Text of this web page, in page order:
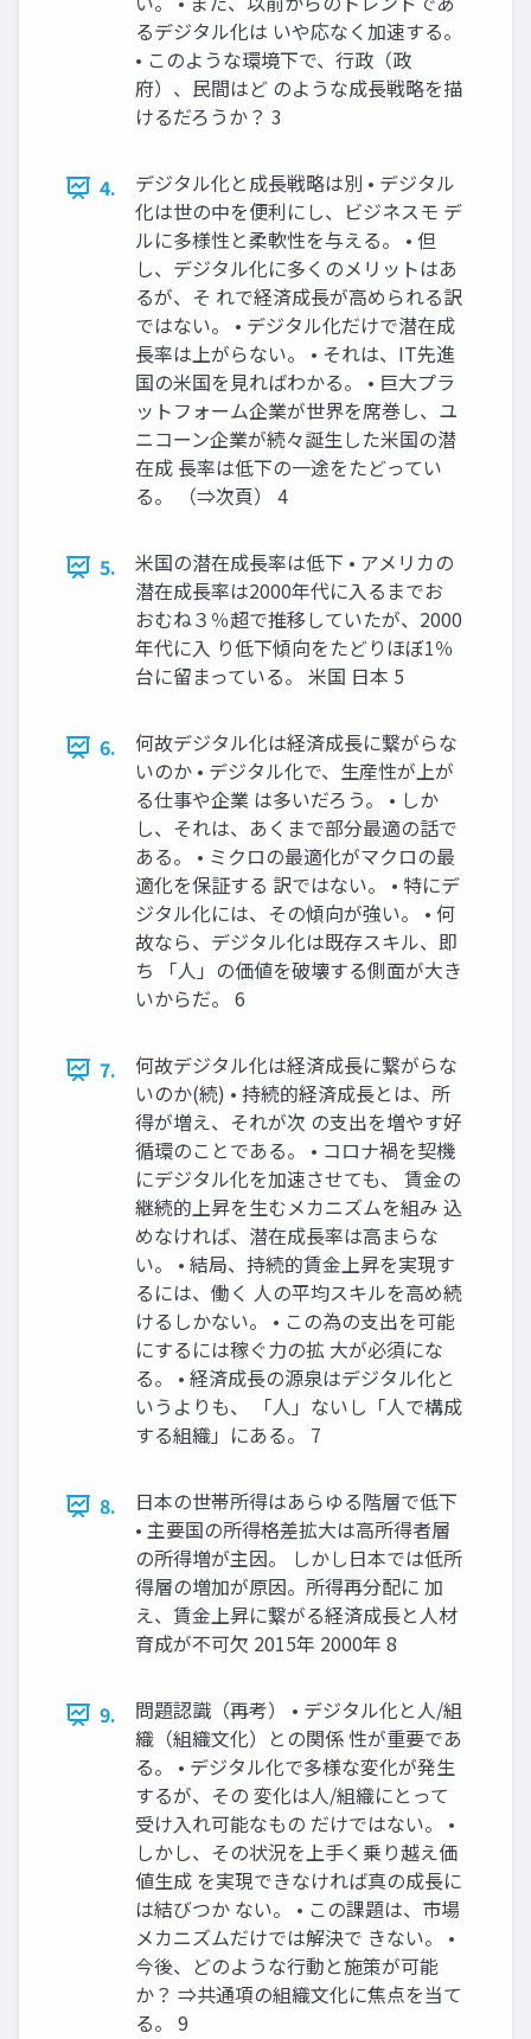
るデジタル化は いや応なく加速する。
• このような環境下で、行政（政
府）、民間はど のような成長戦略を描
けるだろうか？ 3
4.
デジタル化と成長戦略は別 • デジタル
化は世の中を便利にし、ビジネスモ デ
ルに多様性と柔軟性を与える。 • 但
し、デジタル化に多くのメリットはあ
るが、そ れで経済成長が高められる訳
ではない。 • デジタル化だけで潜在成
長率は上がらない。 • それは、IT先進
国の米国を見ればわかる。 • 巨大プラ
ットフォーム企業が世界を席巻し、ユ
ニコーン企業が続々誕生した米国の潜
在成 長率は低下の一途をたどってい
る。 （⇒次頁） 4
5.
米国の潜在成長率は低下 • アメリカの
潜在成長率は2000年代に入るまでお
おむね３％超で推移していたが、2000
年代に入 り低下傾向をたどりほぼ1％
台に留まっている。 米国 日本 5
6.
何故デジタル化は経済成長に繋がらな
いのか • デジタル化で、生産性が上が
る仕事や企業 は多いだろう。 • しか
し、それは、あくまで部分最適の話で
ある。 • ミクロの最適化がマクロの最
適化を保証する 訳ではない。 • 特にデ
ジタル化には、その傾向が強い。 • 何
故なら、デジタル化は既存スキル、即
ち 「人」の価値を破壊する側面が大き
いからだ。 6
7.
何故デジタル化は経済成長に繋がらな
いのか(続) • 持続的経済成長とは、所
得が増え、それが次 の支出を増やす好
循環のことである。 • コロナ禍を契機
にデジタル化を加速させても、 賃金の
継続的上昇を生むメカニズムを組み 込
めなければ、潜在成長率は高まらな
い。 • 結局、持続的賃金上昇を実現す
るには、働く 人の平均スキルを高め続
けるしかない。 • この為の支出を可能
にするには稼ぐ力の拡 大が必須にな
る。 • 経済成長の源泉はデジタル化と
いうよりも、 「人」ないし「人で構成
する組織」にある。 7
8.
日本の世帯所得はあらゆる階層で低下
• 主要国の所得格差拡大は高所得者層
の所得増が主因。 しかし日本では低所
得層の増加が原因。所得再分配に 加
え、賃金上昇に繋がる経済成長と人材
育成が不可欠 2015年 2000年 8
9.
問題認識（再考） • デジタル化と人/組
織（組織文化）との関係 性が重要であ
る。 • デジタル化で多様な変化が発生
するが、その 変化は人/組織にとって
受け入れ可能なもの だけではない。 •
しかし、その状況を上手く乗り越え価
値生成 を実現できなければ真の成長に
は結びつか ない。 • この課題は、市場
メカニズムだけでは解決で きない。 •
今後、どのような行動と施策が可能
か？ ⇒共通項の組織文化に焦点を当て
る。 9